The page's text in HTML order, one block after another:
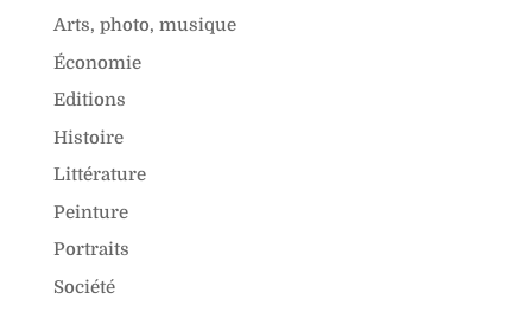
Arts, photo, musique
Économie
Editions
Histoire
Littérature
Peinture
Portraits
Société